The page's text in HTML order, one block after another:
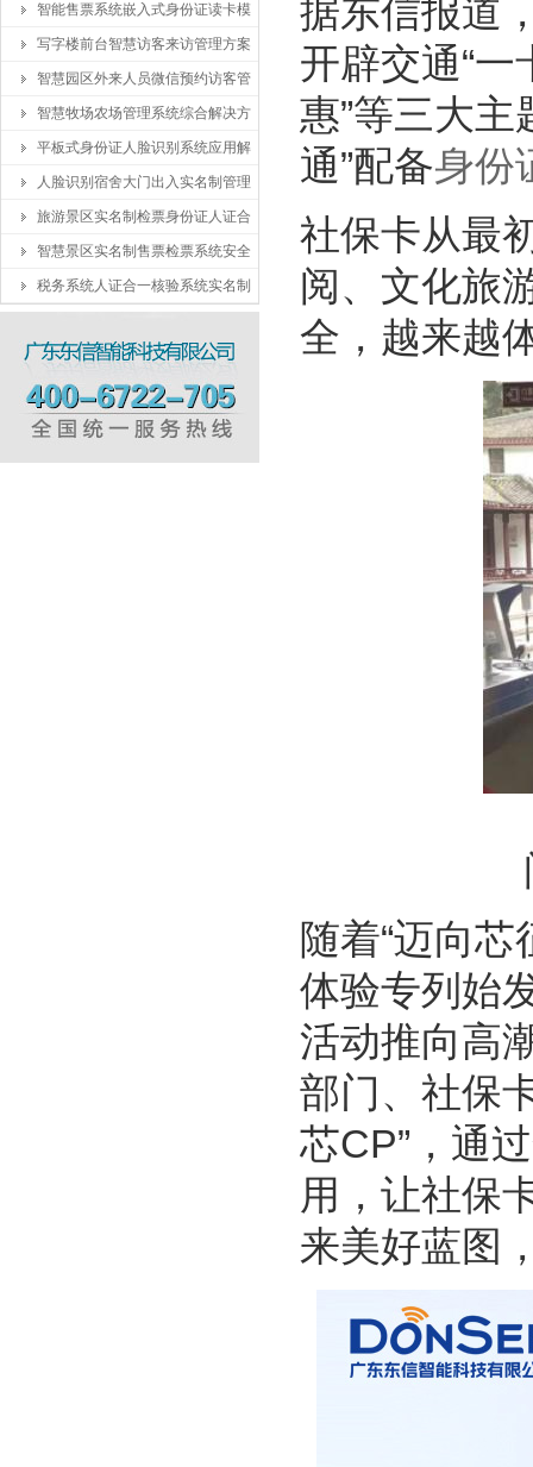
智能售票系统嵌入式身份证读卡模
写字楼前台智慧访客来访管理方案
智慧园区外来人员微信预约访客管
智慧牧场农场管理系统综合解决方
平板式身份证人脸识别系统应用解
人脸识别宿舍大门出入实名制管理
旅游景区实名制检票身份证人证合
智慧景区实名制售票检票系统安全
税务系统人证合一核验系统实名制
据东信报道
开辟交通“一
惠”等三大
通”配备身份
社保卡从最
阅、文化旅
全，越来越
随着“迈向芯
体验专列始
活动推向高
部门、社保
芯CP”，通
用，让社保
来美好蓝图